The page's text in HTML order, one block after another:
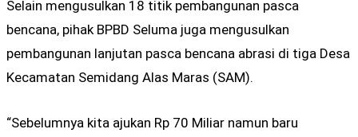
Selain mengusulkan 18 titik pembangunan pasca
bencana, pihak BPBD Seluma juga mengusulkan
pembangunan lanjutan pasca bencana abrasi di tiga Desa
Kecamatan Semidang Alas Maras (SAM).
“Sebelumnya kita ajukan Rp 70 Miliar namun baru